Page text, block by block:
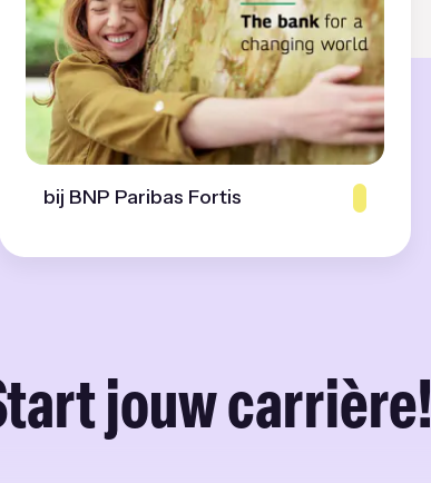
bij BNP Paribas Fortis
jouw carrière!